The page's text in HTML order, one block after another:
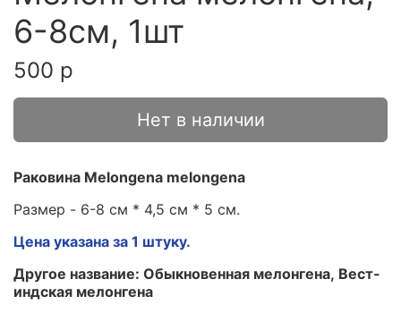
6-8см, 1шт
500 р
Нет в наличии
Раковина Melongena melongena
Размер - 6-8 см * 4,5 см * 5 см.
Цена указана за 1 штуку.
Другое название: Обыкновенная мелонгена, Вест-
индская мелонгена